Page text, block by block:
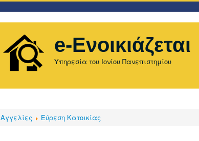
e-Ενοικιάζεται
Υπηρεσία του Ιονίου Πανεπιστημίου
Αγγελίες Εύρεση Κατοικίας